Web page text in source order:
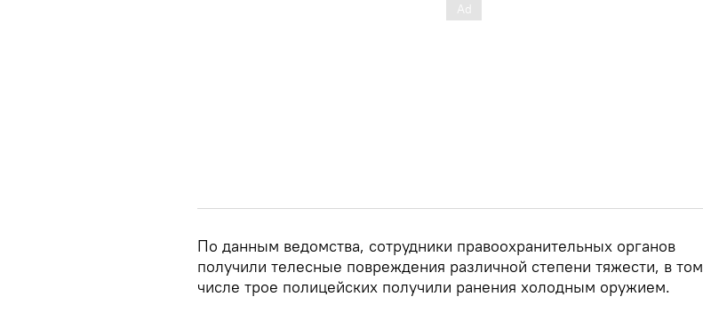
По данным ведомства, сотрудники правоохранительных органов
получили телесные повреждения различной степени тяжести, в том
числе трое полицейских получили ранения холодным оружием.